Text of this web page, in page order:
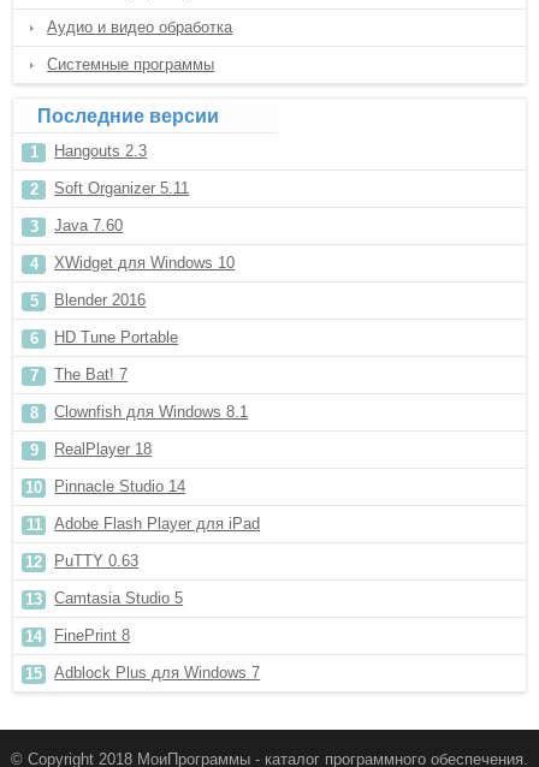
Аудио и видео обработка
Системные программы
Последние версии
Hangouts 2.3
Soft Organizer 5.11
Java 7.60
XWidget для Windows 10
Blender 2016
HD Tune Portable
The Bat! 7
Clownfish для Windows 8.1
RealPlayer 18
Pinnacle Studio 14
Adobe Flash Player для iPad
PuTTY 0.63
Camtasia Studio 5
FinePrint 8
Adblock Plus для Windows 7
© Copyright 2018 МоиПрограммы - каталог программного обеспечения.